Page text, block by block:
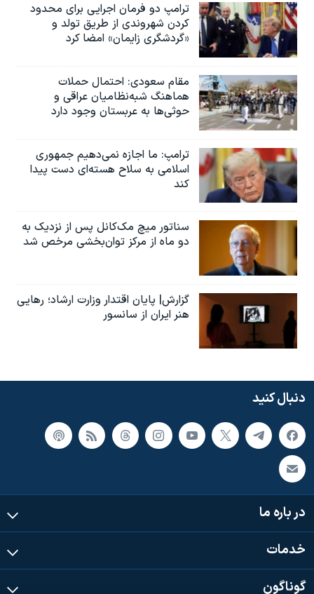
ترامپ دو فرمان اجرایی برای محدود
کردن شهروندی از طریق تولد و
«گردشگری زایمان» امضا کرد
مقام سعودی: احتمال حملات
هماهنگ شبه‌نظامیان عراقی و
حوثی‌ها به عربستان وجود دارد
ترامپ: ما اجازه نمی‌دهیم جمهوری
اسلامی به سلاح هسته‌ای دست پیدا
کند
سناتور میچ مک‌کانل پس از نزدیک به
دو ماه از مرکز توان‌بخشی مرخص شد
گزارش| پایان اقتدار وزارت ارشاد؛ رهایی
هنر ایران از سانسور
دنبال کنید
در باره ما
خدمات
گوناگون